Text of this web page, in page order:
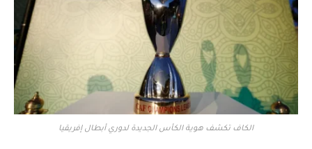
الكاف تكشف هوية الكأس الجديدة لدوري أبطال إفريقيا